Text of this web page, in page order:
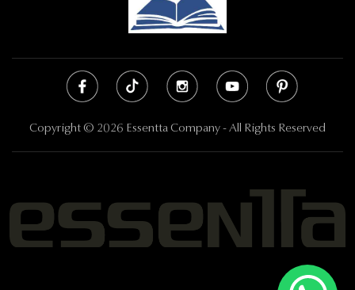
Copyright © 2026 Essentta Company - All Rights Reserved